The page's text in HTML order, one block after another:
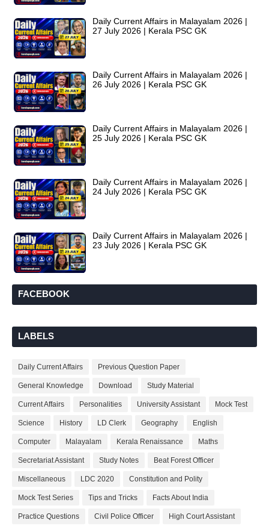
Daily Current Affairs in Malayalam 2026 |
27 July 2026 | Kerala PSC GK
Daily Current Affairs in Malayalam 2026 |
26 July 2026 | Kerala PSC GK
Daily Current Affairs in Malayalam 2026 |
25 July 2026 | Kerala PSC GK
Daily Current Affairs in Malayalam 2026 |
24 July 2026 | Kerala PSC GK
Daily Current Affairs in Malayalam 2026 |
23 July 2026 | Kerala PSC GK
FACEBOOK
LABELS
Daily Current Affairs Previous Question Paper
General Knowledge Download Study Material
Current Affairs Personalities University Assistant Mock Test
Science History LD Clerk Geography English
Computer Malayalam Kerala Renaissance Maths
Secretariat Assistant Study Notes Beat Forest Officer
Miscellaneous LDC 2020 Constitution and Polity
Mock Test Series Tips and Tricks Facts About India
Practice Questions Civil Police Officer High Court Assistant